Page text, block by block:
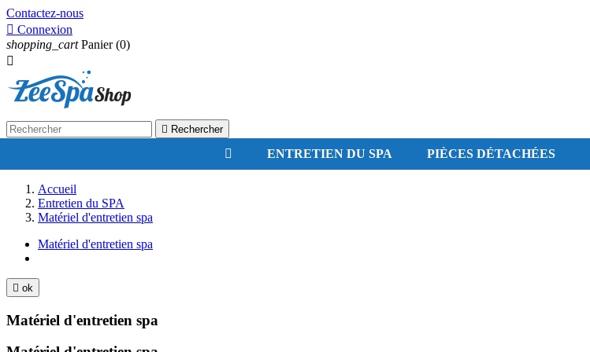
Contactez-nous
 Connexion
shopping_cart Panier (0)

 Rechercher
ENTRETIEN DU SPA PIÈCES DÉTACHÉES
Accueil
Entretien du SPA
Matériel d'entretien spa
Matériel d'entretien spa
 ok
Matériel d'entretien spa